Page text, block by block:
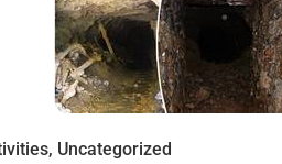
, Uncategorized